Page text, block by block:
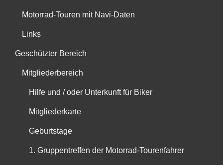
Motorrad-Touren mit Navi-Daten
Links
Geschützter Bereich
Mitgliederbereich
Hilfe und / oder Unterkunft für Biker
Mitgliederkarte
Geburtstage
1. Gruppentreffen der Motorrad-Tourenfahrer